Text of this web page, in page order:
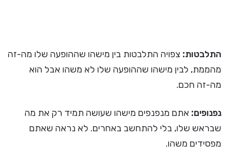
התלבטות: צפויה התלבטות בין מישהו שההופעה שלו מה-זה
מהממת, לבין מישהו שההופעה שלו לא משהו אבל הוא
מה-זה חכם.
נפנופים: אתם מנפנפים מישהו שעושה תמיד רק את מה
שבראש שלו, בלי להתחשב באחרים. לא נראה שאתם
מפסידים משהו.